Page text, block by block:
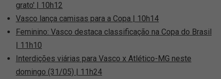
grato' | 10h12
Vasco lança camisas para a Copa | 10h14
Feminino: Vasco destaca classificação na Copa do Brasil
| 11h10
Interdições viárias para Vasco x Atlético-MG neste
domingo (31/05) | 11h24